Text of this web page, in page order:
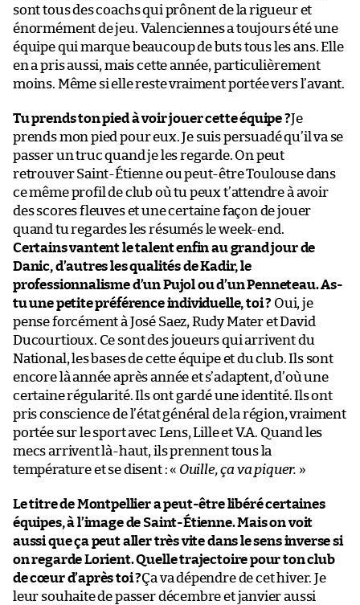
sont tous des coachs qui prônent de la rigueur et
énormément de jeu. Valenciennes a toujours été une
équipe qui marque beaucoup de buts tous les ans. Elle
en a pris aussi, mais cette année, particulièrement
moins. Même si elle reste vraiment portée vers l’avant.
Tu prends ton pied à voir jouer cette équipe ?Je
prends mon pied pour eux. Je suis persuadé qu’il va se
passer un truc quand je les regarde. On peut
retrouver Saint-Étienne ou peut-être Toulouse dans
ce même profil de club où tu peux t’attendre à avoir
des scores fleuves et une certaine façon de jouer
quand tu regardes les résumés le week-end.
Certains vantent le talent enfin au grand jour de
Danic, d’autres les qualités de Kadir, le
professionnalisme d’un Pujol ou d’un Penneteau. As-
tu une petite préférence individuelle, toi ? Oui, je
pense forcément à José Saez, Rudy Mater et David
Ducourtioux. Ce sont des joueurs qui arrivent du
National, les bases de cette équipe et du club. Ils sont
encore là année après année et s’adaptent, d’où une
certaine régularité. Ils ont gardé une identité. Ils ont
pris conscience de l’état général de la région, vraiment
portée sur le sport avec Lens, Lille et V.A. Quand les
mecs arrivent là-haut, ils prennent tous la
température et se disent : « Ouille, ça va piquer. »
Le titre de Montpellier a peut-être libéré certaines
équipes, à l’image de Saint-Étienne. Mais on voit
aussi que ça peut aller très vite dans le sens inverse si
on regarde Lorient. Quelle trajectoire pour ton club
de cœur d’après toi ?Ça va dépendre de cet hiver. Je
leur souhaite de passer décembre et janvier aussi